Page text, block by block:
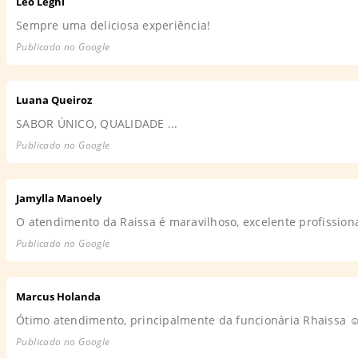
Sempre uma deliciosa experiência!
Publicado no Google
Luana Queiroz
SABOR ÚNICO, QUALIDADE ...
Publicado no Google
Jamylla Manoely
O atendimento da Raissa é maravilhoso, excelente
Publicado no Google
Marcus Holanda
Ótimo atendimento, principalmente da funcionária Rhaissa ☺️
Publicado no Google